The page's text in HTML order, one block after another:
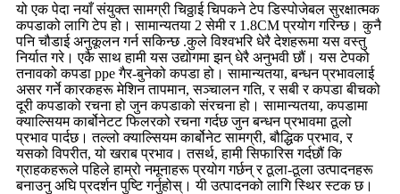
यो एक पेदा नयाँ संयुक्त सामग्री चिठ्ठाई चिपकने टेप डिस्पोजेबल सुरक्षात्मक
कपडाको लागि टेप हो। सामान्यतया 2 सेमी र 1.8CM प्रयोग गरिन्छ। कुनै
पनि चौडाई अनुकूलन गर्न सकिन्छ .कुले विश्वभरि धेरै देशहरूमा यस वस्तु
निर्यात गरे। एकै साथ हामी यस उद्योगमा झन् धेरै अनुभवी छौं। यस टेपको
तनावको कपडा ppe गैर-बुनेको कपडा हो। सामान्यतया, बन्धन प्रभावलाई
असर गर्ने कारकहरू मेशिन तापमान, सञ्चालन गति, र सबी र कपडा बीचको
दूरी कपडाको रचना हो जुन कपडाको संरचना हो। सामान्यतया, कपडामा
क्याल्सियम कार्बोनेटट फिलरको रचना गर्दछ जुन बन्धन प्रभावमा ठूलो
प्रभाव पार्दछ। तल्लो क्याल्सियम कार्बोनेट सामग्री, बौद्धिक प्रभाव, र
यसको विपरीत, यो खराब प्रभाव। तसर्थ, हामी सिफारिस गर्दछौं कि
ग्राहकहरूले पहिले हाम्रो नमूनाहरू प्रयोग गर्छन् र ठूला-ठूला उत्पादनहरू
बनाउनु अघि प्रदर्शन पुष्टि गर्नुहोस्। यी उत्पादनको लागि स्थिर स्टक छ।